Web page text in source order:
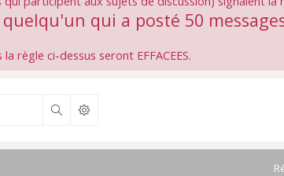
quelqu'un qui a posté 50
règle ci-dessus seront EFFACEES.
Rechercher